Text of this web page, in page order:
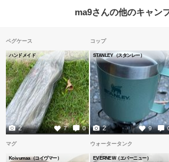
ma9さんの他のキャン
ペグケース
ハンドメイド
7 0
2
コップ
STANLEY（スタンレー）
9
2
マグ
Koivumaa（コイヴマー）
ウォータータンク
EVERNEW（エバーニュー）